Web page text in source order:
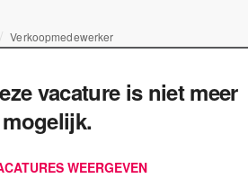
Verkoopmedewerker
vacature is niet meer
mogelijk.
WEERGEVEN